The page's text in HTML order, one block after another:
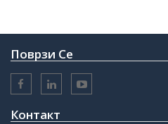
Поврзи Се
Контакт